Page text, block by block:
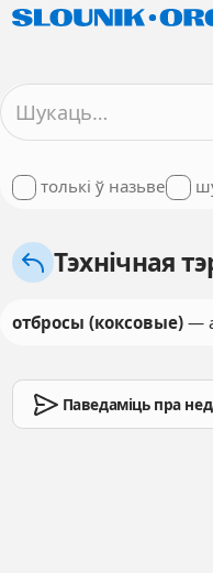
толькі ў назьве
Тэхнічная
отбросы (коксовые)—
Паведаміць пра